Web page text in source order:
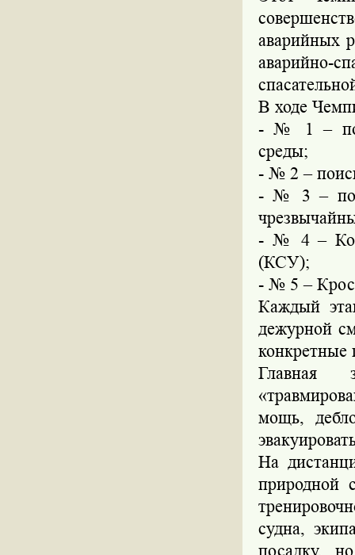
аварийных
В ходе
- № 1 –
среды;
- № 2 –
- № 3 –
- № 4 –
(КСУ);
- № 5 –
Каждый
дежурной
конкретные
Главная
мощь,
На
природной
судна,
посадку,